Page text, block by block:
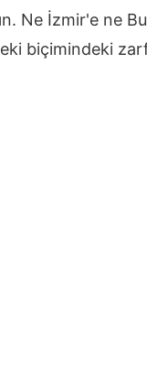
Ne İzmir'e ne
biçimindeki